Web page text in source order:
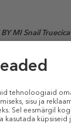
MI Snail
Cleanser
kuivus- ja
'ist. Aktiveerib